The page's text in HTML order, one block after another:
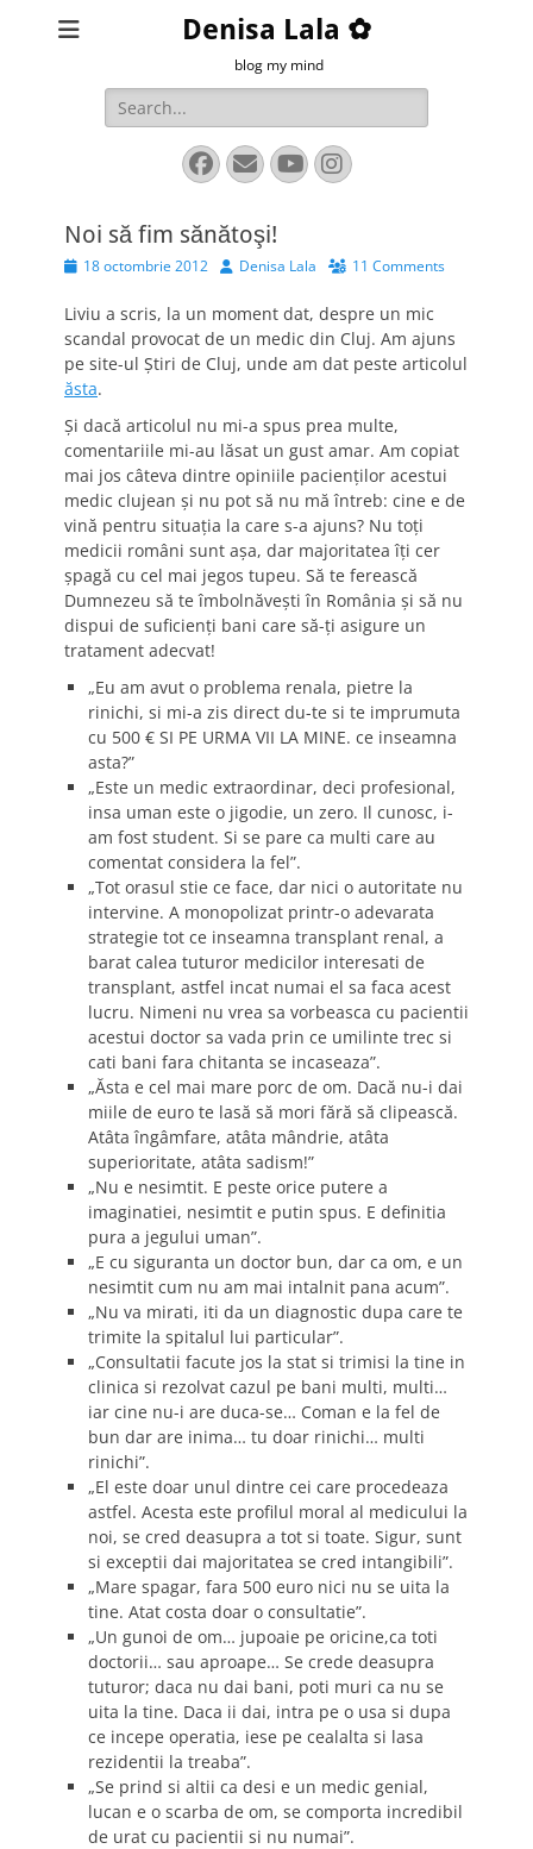
Denisa Lala ✿
blog my mind
Search
for:
Facebook
EmailYouTube
Instagram
Noi să fim sănătoşi!
Posted18 octombrie 2012 AuthorDenisa Lala 11 Comments
Liviu a scris, la un moment dat, despre un mic
scandal provocat de un medic din Cluj. Am ajuns
pe site-ul Ştiri de Cluj, unde am dat peste articolul
ăsta.
Şi dacă articolul nu mi-a spus prea multe,
comentariile mi-au lăsat un gust amar. Am copiat
mai jos câteva dintre opiniile pacienţilor acestui
medic clujean şi nu pot să nu mă întreb: cine e de
vină pentru situaţia la care s-a ajuns? Nu toţi
medicii români sunt aşa, dar majoritatea îţi cer
şpagă cu cel mai jegos tupeu. Să te ferească
Dumnezeu să te îmbolnăveşti în România şi să nu
dispui de suficienţi bani care să-ţi asigure un
tratament adecvat!
„Eu am avut o problema renala, pietre la
rinichi, si mi-a zis direct du-te si te imprumuta
cu 500 € SI PE URMA VII LA MINE. ce inseamna
asta?”
„Este un medic extraordinar, deci profesional,
insa uman este o jigodie, un zero. Il cunosc, i-
am fost student. Si se pare ca multi care au
comentat considera la fel”.
„Tot orasul stie ce face, dar nici o autoritate nu
intervine. A monopolizat printr-o adevarata
strategie tot ce inseamna transplant renal, a
barat calea tuturor medicilor interesati de
transplant, astfel incat numai el sa faca acest
lucru. Nimeni nu vrea sa vorbeasca cu pacientii
acestui doctor sa vada prin ce umilinte trec si
cati bani fara chitanta se incaseaza”.
„Ăsta e cel mai mare porc de om. Dacă nu-i dai
miile de euro te lasă să mori fără să clipească.
Atâta îngâmfare, atâta mândrie, atâta
superioritate, atâta sadism!”
„Nu e nesimtit. E peste orice putere a
imaginatiei, nesimtit e putin spus. E definitia
pura a jegului uman”.
„E cu siguranta un doctor bun, dar ca om, e un
nesimtit cum nu am mai intalnit pana acum”.
„Nu va mirati, iti da un diagnostic dupa care te
trimite la spitalul lui particular”.
„Consultatii facute jos la stat si trimisi la tine in
clinica si rezolvat cazul pe bani multi, multi…
iar cine nu-i are duca-se… Coman e la fel de
bun dar are inima… tu doar rinichi… multi
rinichi”.
„El este doar unul dintre cei care procedeaza
astfel. Acesta este profilul moral al medicului la
noi, se cred deasupra a tot si toate. Sigur, sunt
si exceptii dai majoritatea se cred intangibili”.
„Mare spagar, fara 500 euro nici nu se uita la
tine. Atat costa doar o consultatie”.
„Un gunoi de om… jupoaie pe oricine,ca toti
doctorii… sau aproape… Se crede deasupra
tuturor; daca nu dai bani, poti muri ca nu se
uita la tine. Daca ii dai, intra pe o usa si dupa
ce incepe operatia, iese pe cealalta si lasa
rezidentii la treaba”.
„Se prind si altii ca desi e un medic genial,
lucan e o scarba de om, se comporta incredibil
de urat cu pacientii si nu numai”.